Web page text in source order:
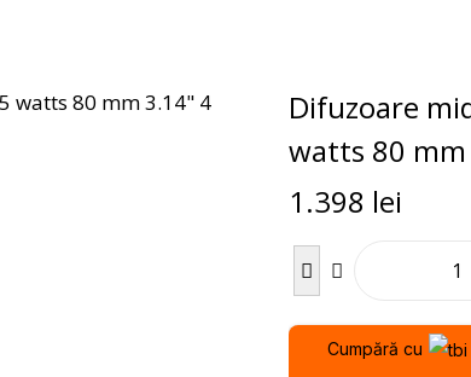
Difuzoare
watts 80 mm
1.398 lei
Cumpără cu